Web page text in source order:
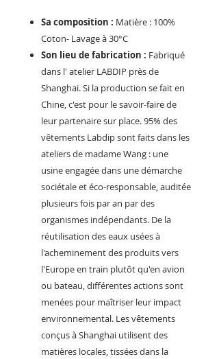
Sa composition : Matière : 100%
Coton- Lavage à 30°C
Son lieu de fabrication : Fabriqué
dans l' atelier LABDIP près de
Shanghai. Si la production se fait en
Chine, c'est pour le savoir-faire de
leur partenaire sur place. 95% des
vêtements Labdip sont faits dans les
ateliers de madame Wang : une
usine engagée dans une démarche
sociétale et éco-responsable, auditée
plusieurs fois par an par des
organismes indépendants. De la
réutilisation des eaux usées à
l'acheminement des produits vers
l'Europe en train plutôt qu'en avion
ou bateau, différentes actions sont
menées pour maîtriser leur impact
environnemental. Les vêtements
conçus à Shanghai utilisent des
matières locales, tissées dans la